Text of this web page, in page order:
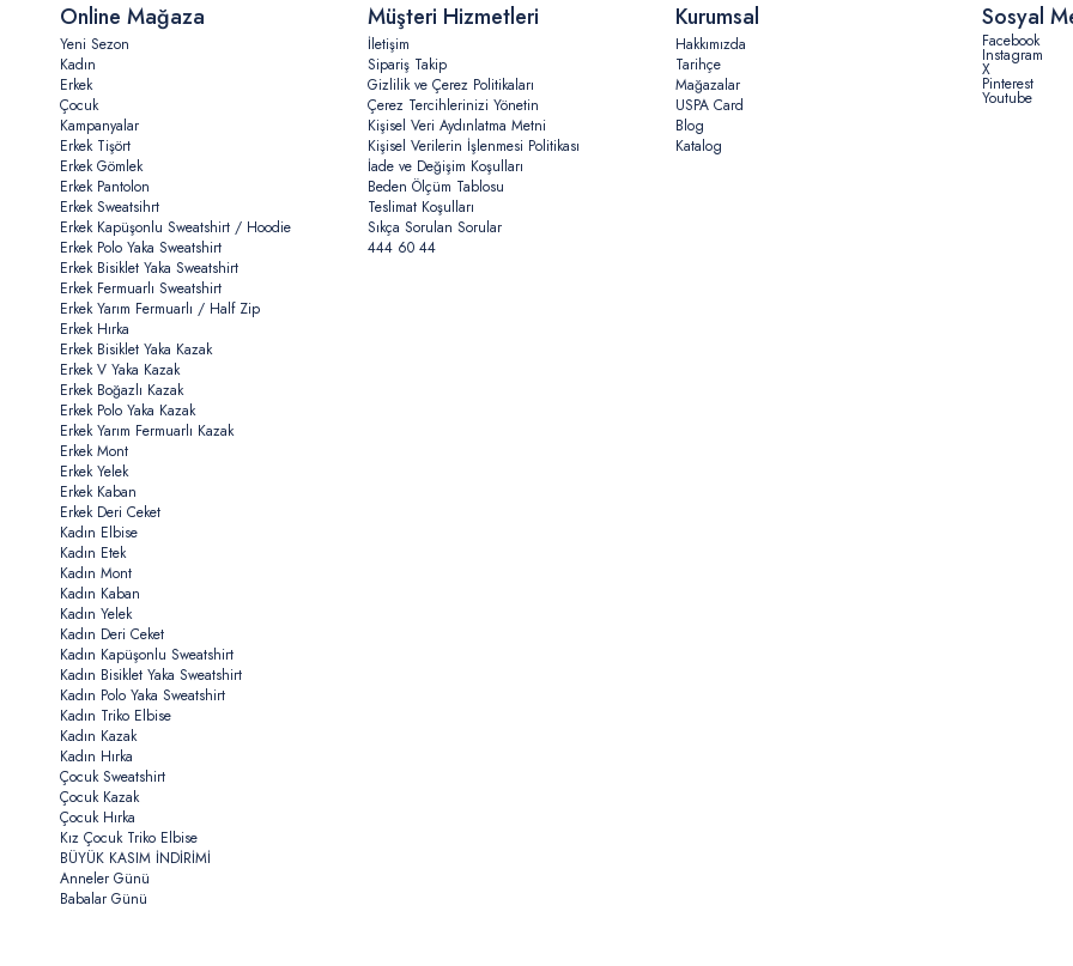
Online Mağaza
Yeni Sezon
Kadın
Erkek
Çocuk
Kampanyalar
Erkek Tişört
Erkek Gömlek
Erkek Pantolon
Erkek Sweatsihrt
Erkek Kapüşonlu Sweatshirt / Hoodie
Erkek Polo Yaka Sweatshirt
Erkek Bisiklet Yaka Sweatshirt
Erkek Fermuarlı Sweatshirt
Erkek Yarım Fermuarlı / Half Zip
Erkek Hırka
Erkek Bisiklet Yaka Kazak
Erkek V Yaka Kazak
Erkek Boğazlı Kazak
Erkek Polo Yaka Kazak
Erkek Yarım Fermuarlı Kazak
Erkek Mont
Erkek Yelek
Erkek Kaban
Erkek Deri Ceket
Kadın Elbise
Kadın Etek
Kadın Mont
Kadın Kaban
Kadın Yelek
Kadın Deri Ceket
Kadın Kapüşonlu Sweatshirt
Kadın Bisiklet Yaka Sweatshirt
Kadın Polo Yaka Sweatshirt
Kadın Triko Elbise
Kadın Kazak
Kadın Hırka
Çocuk Sweatshirt
Çocuk Kazak
Çocuk Hırka
Kız Çocuk Triko Elbise
BÜYÜK KASIM İNDİRİMİ
Anneler Günü
Babalar Günü
Müşteri Hizmetleri
İletişim
Sipariş Takip
Gizlilik ve Çerez Politikaları
Çerez Tercihlerinizi Yönetin
Kişisel Veri Aydınlatma Metni
Kişisel Verilerin İşlenmesi Politikası
İade ve Değişim Koşulları
Beden Ölçüm Tablosu
Teslimat Koşulları
Sıkça Sorulan Sorular
444 60 44
Kurumsal
Hakkımızda
Tarihçe
Mağazalar
USPA Card
Blog
Katalog
Sosyal
Facebook
Instagram
X
Pinterest
Youtube